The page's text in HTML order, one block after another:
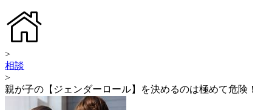
>
相談
>
親が子の【ジェンダーロール】を決めるのは極めて危険！